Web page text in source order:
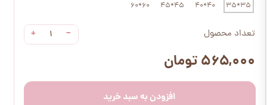
35*35
40*40
45*45
60*60
تعداد محصول −
+
۵۶۵,۰۰۰ تومان
افزودن به سبد خرید